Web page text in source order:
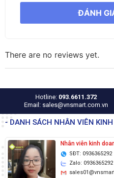
ĐÁNH
There are no reviews yet.
Hotline: 093.6611.372
Email: sales@vnsmart.com.vn
- DANH SÁCH NHÂN VIÊN
Nhân viên kinh
SĐT: 0936365292
Zalo: 0936365292